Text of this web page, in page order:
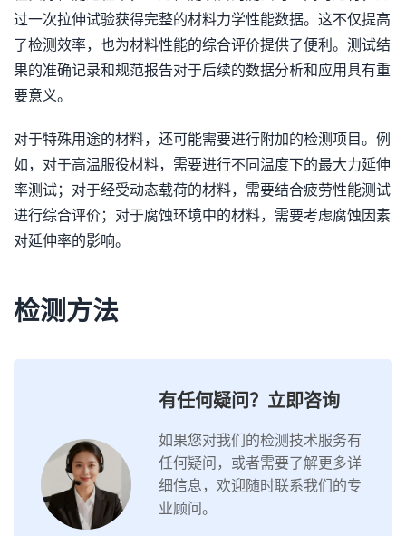
过一次拉伸试验获得完整的材料力学性能数据。这不仅提高
了检测效率，也为材料性能的综合评价提供了便利。测试结
果的准确记录和规范报告对于后续的数据分析和应用具有重
要意义。
对于特殊用途的材料，还可能需要进行附加的检测项目。例
如，对于高温服役材料，需要进行不同温度下的最大力延伸
率测试；对于经受动态载荷的材料，需要结合疲劳性能测试
进行综合评价；对于腐蚀环境中的材料，需要考虑腐蚀因素
对延伸率的影响。
检测方法
有任何疑问？立即咨询
如果您对我们的检测技术服务有
任何疑问，或者需要了解更多详
细信息，欢迎随时联系我们的专
业顾问。